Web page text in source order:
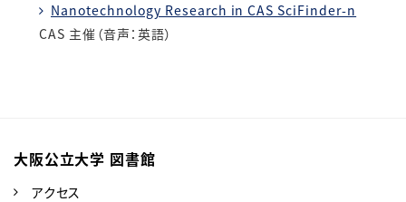
Nanotechnology Research in CAS SciFinder-n
CAS 主催（音声：英語）
大阪公立大学 図書館
アクセス